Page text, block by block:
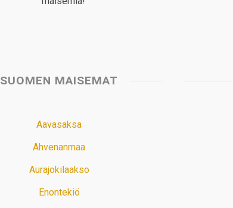
SUOMEN MAISEMAT
Aavasaksa
Ahvenanmaa
Aurajokilaakso
Enontekiö